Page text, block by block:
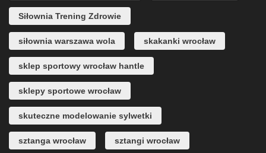
Siłownia Trening Zdrowie
siłownia warszawa wola skakanki wrocław
sklep sportowy wrocław hantle
sklepy sportowe wrocław
skuteczne modelowanie sylwetki
sztanga wrocław sztangi wrocław